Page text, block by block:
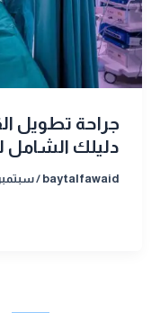
جراحة تطويل
دليلك الشامل
baytalfawaid
/سبتمبر 27, 2024